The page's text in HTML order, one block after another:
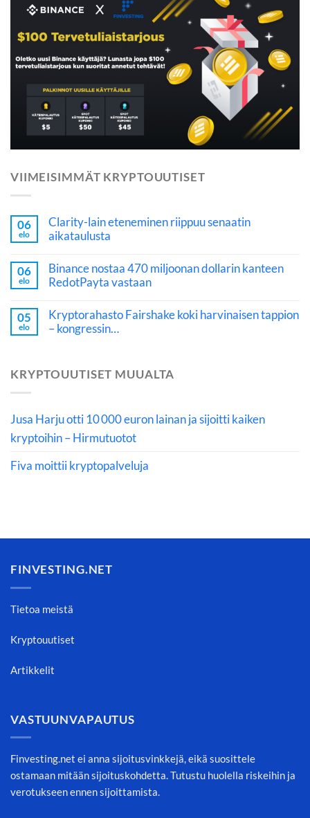
VIIMEISIMMÄT KRYPTOUUTISET
06
elo
Clarity-lain eteneminen riippuu senaatin
aikataulusta
06
elo
Binance nostaa 470 miljoonan dollarin kanteen
RedotPayta vastaan
05
elo
Kryptorahasto Fairshake koki harvinaisen tappion
– kongressin…
KRYPTOUUTISET MUUALTA
Jusa Harju otti 10 000 euron lainan ja sijoitti kaiken
kryptoihin – Hirmutuotot
Fiva moittii kryptopalveluja
FINVESTING.NET
Tietoa meistä
Kryptouutiset
Artikkelit
VASTUUNVAPAUTUS
Finvesting.net ei anna sijoitusvinkkejä, eikä suosittele
ostamaan mitään sijoituskohdetta. Tutustu huolella riskeihin ja
verotukseen ennen sijoittamista.